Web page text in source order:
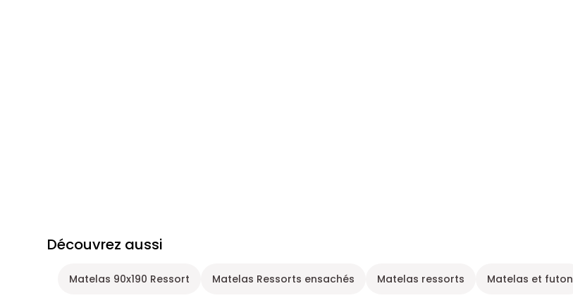
Découvrez aussi
Matelas 90x190 Ressort Matelas Ressorts ensachés Matelas ressorts Matelas et futon